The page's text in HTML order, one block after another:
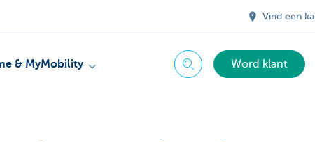
Vind een
& MyMobility Zoeken Word klant